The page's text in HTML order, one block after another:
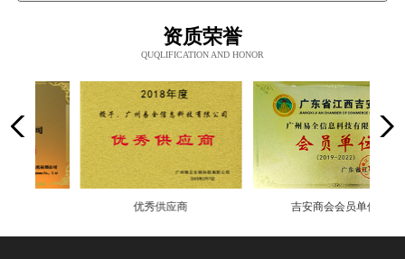
资质荣誉
QUQLIFICATION AND HONOR
优秀供应商 吉安商会会员单位